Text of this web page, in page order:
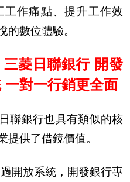
作痛點、提升工作效
的數位體驗。
三菱日聯銀行 開發
對一行銷更全面
聯銀行也具有類似的核
提供了借鏡價值。
開放系統，開發銀行專